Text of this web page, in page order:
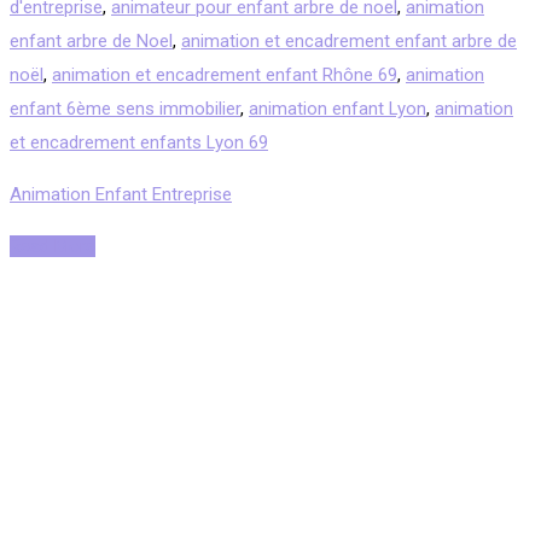
d'entreprise, animateur pour enfant arbre de noel, animation
enfant arbre de Noel, animation et encadrement enfant arbre de
noël, animation et encadrement enfant Rhône 69, animation
enfant 6ème sens immobilier, animation enfant Lyon, animation
et encadrement enfants Lyon 69
Animation Enfant Entreprise